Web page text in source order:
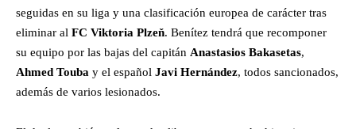
seguidas en su liga y una clasificación europea de carácter tras
eliminar al FC Viktoria Plzeň. Benítez tendrá que recomponer
su equipo por las bajas del capitán Anastasios Bakasetas,
Ahmed Touba y el español Javi Hernández, todos sancionados,
además de varios lesionados.